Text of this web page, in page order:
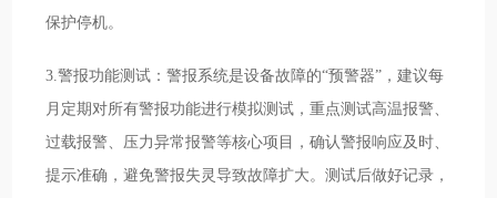
保护停机。
3.警报功能测试：警报系统是设备故障的“预警器”，建议每
月定期对所有警报功能进行模拟测试，重点测试高温报警、
过载报警、压力异常报警等核心项目，确认警报响应及时、
提示准确，避免警报失灵导致故障扩大。测试后做好记录，